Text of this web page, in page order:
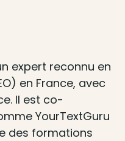
expert reconnu en
en France, avec
Il est co-
YourTextGuru
des formations